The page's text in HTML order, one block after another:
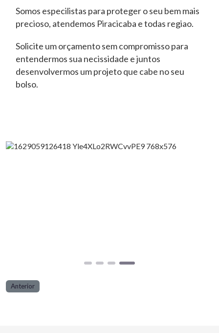
Somos especilistas para proteger o seu bem mais
precioso, atendemos Piracicaba e todas regiao.
Solicite um orçamento sem compromisso para
entendermos sua necissidade e juntos
desenvolvermos um projeto que cabe no seu
bolso.
Anterior